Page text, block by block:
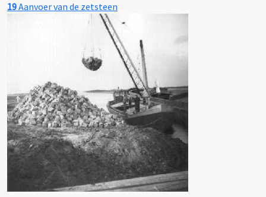
19Aanvoer van de zetsteen